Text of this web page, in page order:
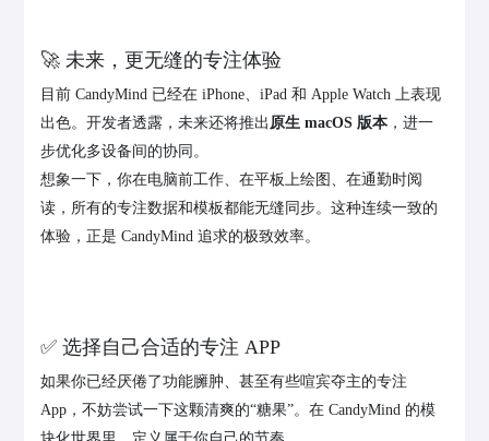
🚀 未来，更无缝的专注体验
目前 CandyMind 已经在 iPhone、iPad 和 Apple Watch 上表现
出色。开发者透露，未来还将推出 原生 macOS 版本 ，进一
步优化多设备间的协同。
想象一下，你在电脑前工作、在平板上绘图、在通勤时阅
读，所有的专注数据和模板都能无缝同步。这种连续一致的
体验，正是 CandyMind 追求的极致效率。
✅ 选择自己合适的专注 APP
如果你已经厌倦了功能臃肿、甚至有些喧宾夺主的专注
App，不妨尝试一下这颗清爽的“糖果”。在 CandyMind 的模
块化世界里，定义属于你自己的节奏。